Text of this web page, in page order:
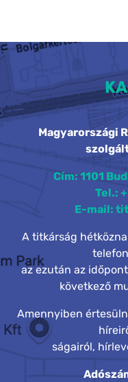
Magyarországi
Cím: 1101
Tel.:
E-mail:
A titkárság
az ezután az
következő
Amennyiben
ságairól,